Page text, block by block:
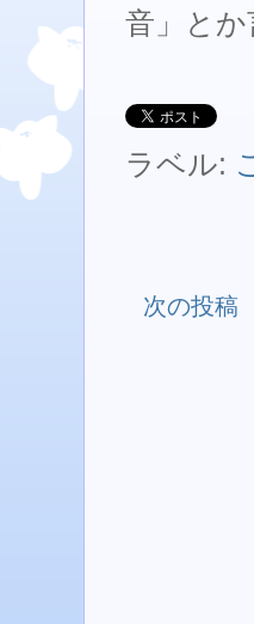
音」と
ラベル:
次の投稿